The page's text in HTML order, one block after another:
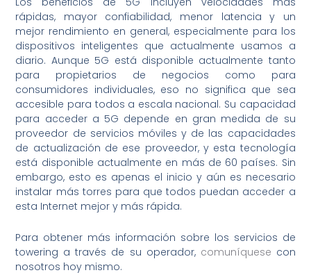
rápidas, mayor confiabilidad, menor latencia y un
mejor rendimiento en general, especialmente para los
dispositivos inteligentes que actualmente usamos a
diario. Aunque 5G está disponible actualmente tanto
para propietarios de negocios como para
consumidores individuales, eso no significa que sea
accesible para todos a escala nacional. Su capacidad
para acceder a 5G depende en gran medida de su
proveedor de servicios móviles y de las capacidades
de actualización de ese proveedor, y esta tecnología
está disponible actualmente en más de 60 países. Sin
embargo, esto es apenas el inicio y aún es necesario
instalar más torres para que todos puedan acceder a
esta Internet mejor y más rápida.
Para obtener más información sobre los servicios de
towering a través de su operador, comuníquese con
nosotros hoy mismo.